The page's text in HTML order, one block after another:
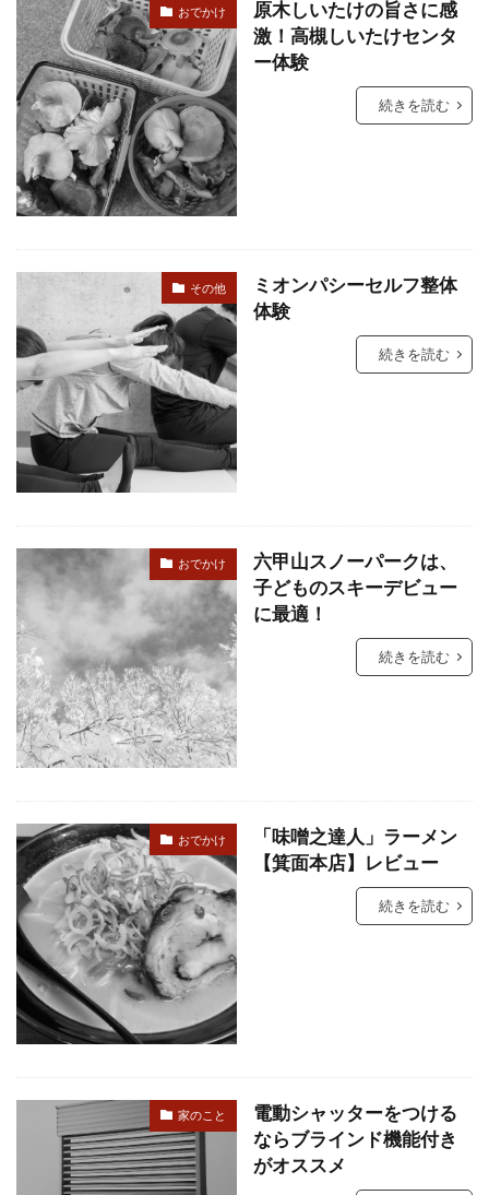
おでかけ
原木しいたけの旨さに感
激！高槻しいたけセンタ
ー体験
続きを読む
その他
ミオンパシーセルフ整体
体験
続きを読む
おでかけ
六甲山スノーパークは、
子どものスキーデビュー
に最適！
続きを読む
おでかけ
「味噌之達人」ラーメン
【箕面本店】レビュー
続きを読む
家のこと
電動シャッターをつける
ならブラインド機能付き
がオススメ